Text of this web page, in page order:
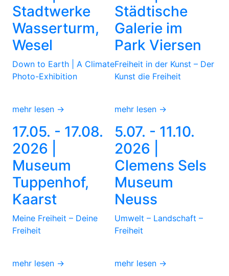
Stadtwerke
Wasserturm,
Wesel
Down to Earth | A Climate
Photo-Exhibition
mehr lesen →
Städtische
Galerie im
Park Viersen
Freiheit in der Kunst – Der
Kunst die Freiheit
mehr lesen →
17.05. - 17.08.
2026 |
Museum
Tuppenhof,
Kaarst
Meine Freiheit – Deine
Freiheit
mehr lesen →
5.07. - 11.10.
2026 |
Clemens Sels
Museum
Neuss
Umwelt – Landschaft –
Freiheit
mehr lesen →